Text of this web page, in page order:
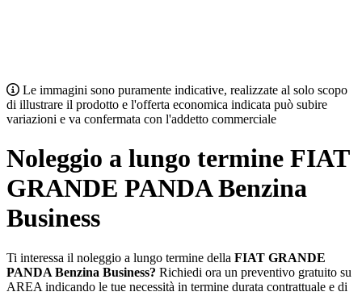
Le immagini sono puramente indicative, realizzate al solo scopo
di illustrare il prodotto e l'offerta economica indicata può subire
variazioni e va confermata con l'addetto commerciale
Noleggio a lungo termine FIAT
GRANDE PANDA Benzina
Business
Ti interessa il noleggio a lungo termine della FIAT GRANDE
PANDA Benzina Business? Richiedi ora un preventivo gratuito su
AREA indicando le tue necessità in termine durata contrattuale e di